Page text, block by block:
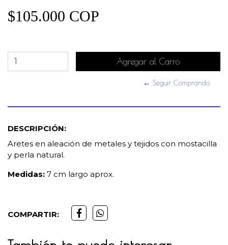
$105.000 COP
← Seguir Comprando
DESCRIPCIÓN:
Aretes en aleación de metales y tejidos con mostacilla
y perla natural.
Medidas: 7 cm largo aprox.
COMPARTIR: